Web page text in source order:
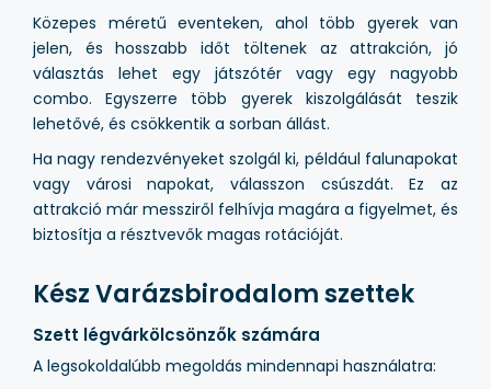
Közepes méretű eventeken, ahol több gyerek van
jelen, és hosszabb időt töltenek az attrakción, jó
választás lehet egy játszótér vagy egy nagyobb
combo. Egyszerre több gyerek kiszolgálását teszik
lehetővé, és csökkentik a sorban állást.
Ha nagy rendezvényeket szolgál ki, például falunapokat
vagy városi napokat, válasszon csúszdát. Ez az
attrakció már messziről felhívja magára a figyelmet, és
biztosítja a résztvevők magas rotációját.
Kész Varázsbirodalom szettek
Szett légvárkölcsönzők számára
A legsokoldalúbb megoldás mindennapi használatra: